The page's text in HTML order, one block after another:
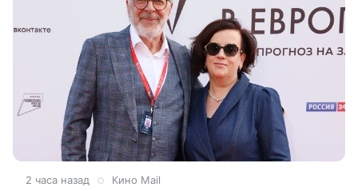
2 часа назад Кино Mail